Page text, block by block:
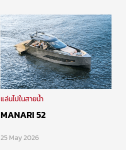
แล่นไปในสายน้ำ
MANARI 52
25 May 2026